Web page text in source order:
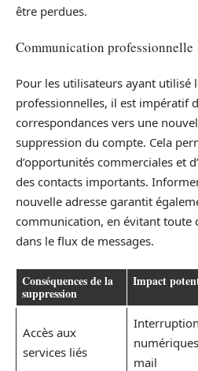
être perdues.
Communication professionnelle
Pour les utilisateurs ayant utilisé
professionnelles, il est impératif
correspondances vers une
suppression du compte. Cela
d’opportunités commerciales et
des contacts importants.
nouvelle adresse garantit
communication, en évitant toute
dans le flux de messages.
Conséquences de la
suppression
Impact
Accès aux
services liés
mail